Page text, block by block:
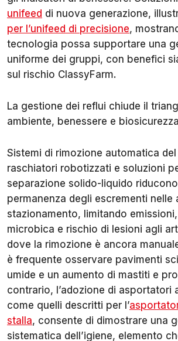
unifeed di nuova generazione,
per l’unifeed di precisione,
tecnologia possa supportare una
uniforme dei gruppi, con benefici
sul rischio ClassyFarm.
La gestione dei reflui chiude il
ambiente, benessere e
Sistemi di rimozione automatica
raschiatori robotizzati e soluzioni
separazione solido-liquido
permanenza degli escrementi nelle
stazionamento, limitando
microbica e rischio di lesioni agli
dove la rimozione è ancora
è frequente osservare pavimenti
umide e un aumento di mastiti e
contrario, l’adozione di asportatori
come quelli descritti per l’
stalla, consente di dimostrare una
sistematica dell’igiene, elemento